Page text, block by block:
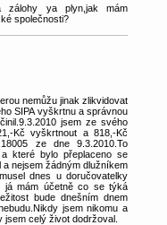
zálohy ya plyn,jak mám
společnosti?
nemůžu jinak zlikvidovat
SIPA vyškrtnu a správnou
jsem ze svého
Kč vyškrtnout a 818,-Kč
ze dne 9.3.2010.To
které bylo přeplaceno se
nejsem žádným dlužníkem
dnes u doručovatelky
já mám účetně co se týká
bude dnešním dnem
jsem nikomu a
celý život dodržoval.